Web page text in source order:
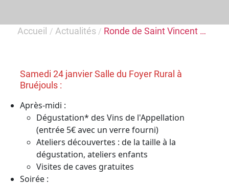
Accueil / Actualités / Ronde de Saint Vincent …
Samedi 24 janvier Salle du Foyer Rural à
Bruéjouls :
Après-midi :
Dégustation* des Vins de l'Appellation
(entrée 5€ avec un verre fourni)
Ateliers découvertes : de la taille à la
dégustation, ateliers enfants
Visites de caves gratuites
Soirée :